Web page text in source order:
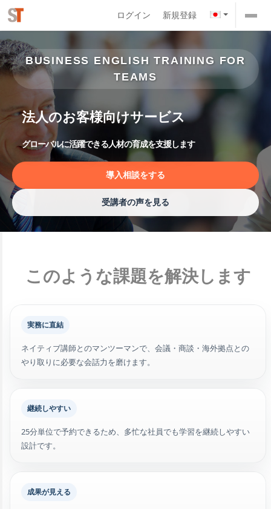
ログイン 新規登録
BUSINESS ENGLISH TRAINING FOR
TEAMS
法人のお客様向けサービス
グローバルに活躍できる人材の育成を支援します
導入相談をする
受講者の声を見る
このような課題を解決します
実務に直結
ネイティブ講師とのマンツーマンで、会議・商談・海外拠点との
やり取りに必要な会話力を磨けます。
継続しやすい
25分単位で予約できるため、多忙な社員でも学習を継続しやすい
設計です。
成果が見える